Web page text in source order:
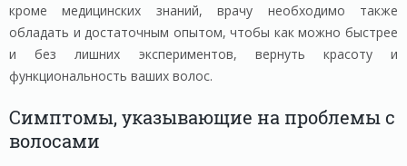
кроме медицинских знаний, врачу необходимо также
обладать и достаточным опытом, чтобы как можно быстрее
и без лишних экспериментов, вернуть красоту и
функциональность ваших волос.
Симптомы, указывающие на проблемы с
волосами